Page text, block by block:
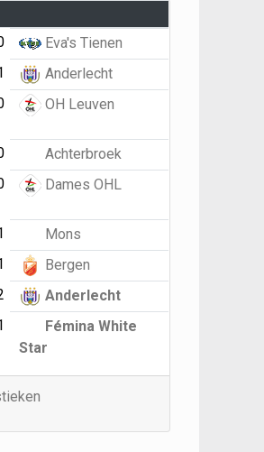
Eva's Tienen
Anderlecht
OH Leuven
Achterbroek
Dames OHL
Mons
Bergen
Anderlecht
Fémina White
Star